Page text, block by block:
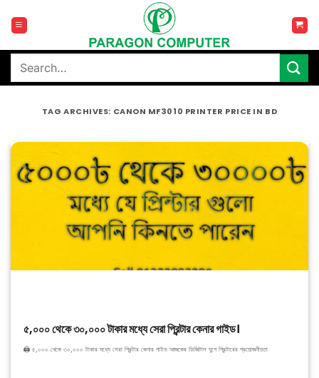
content
Search
TAG ARCHIVES: CANON MF3010 PRINTER PRICE IN BD
৫,০০০ থেকে ৩০,০০০ টাকার মধ্যে সেরা প্রিন্টার কেনার গাইড।
🖨️ ৫,০০০ থেকে ৩০,০০০ টাকার মধ্যে সেরা প্রিন্টার কেনার গাইড আজকের ডিজিটাল যুগে প্রিন্টারের প্রয়োজনীয়তা